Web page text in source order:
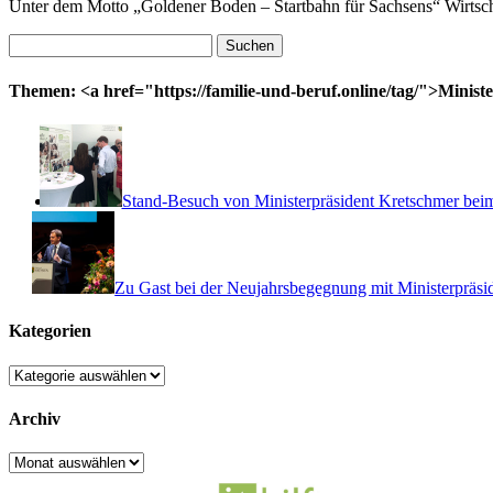
Unter dem Motto „Goldener Boden – Startbahn für Sachsens“
nach:
Themen: <a href="https://familie-und-beruf.online/tag/
Stand-Besuch von Ministerpräsident Kretschmer
Zu Gast bei der Neujahrsbegegnung mit
Kategorien
Kategorien
Archiv
Archiv